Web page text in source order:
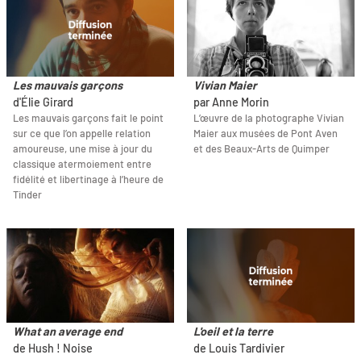
Les mauvais garçons
d'Élie Girard
Les mauvais garçons fait le point
sur ce que l’on appelle relation
amoureuse, une mise à jour du
classique atermoiement entre
fidélité et libertinage à l’heure de
Tinder
Vivian Maier
par Anne Morin
L’œuvre de la photographe Vivian
Maier aux musées de Pont Aven
et des Beaux-Arts de Quimper
What an average end
de Hush ! Noise
L'oeil et la terre
de Louis Tardivier